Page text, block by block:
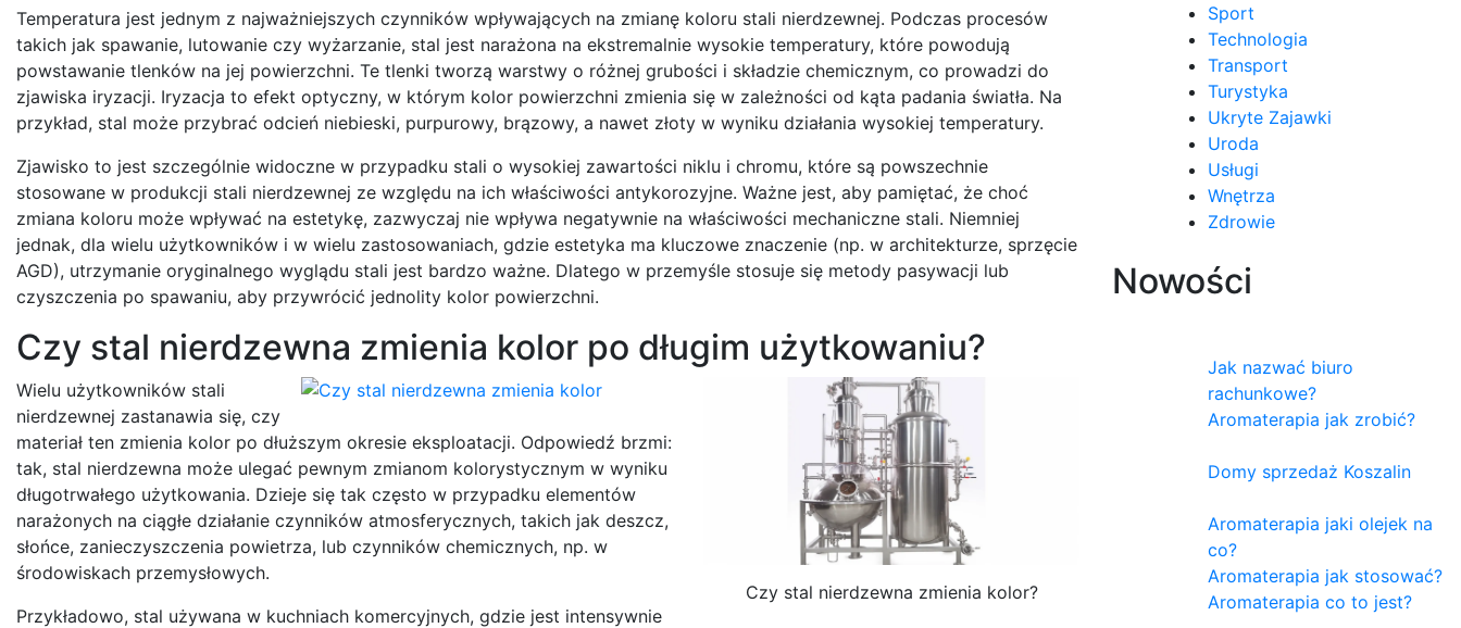
Temperatura jest jednym z najważniejszych czynników wpływających na zmianę koloru stali nierdzewnej. Podczas procesów
takich jak spawanie, lutowanie czy wyżarzanie, stal jest narażona na ekstremalnie wysokie temperatury, które powodują
powstawanie tlenków na jej powierzchni. Te tlenki tworzą warstwy o różnej grubości i składzie chemicznym, co prowadzi do
zjawiska iryzacji. Iryzacja to efekt optyczny, w którym kolor powierzchni zmienia się w zależności od kąta padania światła. Na
przykład, stal może przybrać odcień niebieski, purpurowy, brązowy, a nawet złoty w wyniku działania wysokiej temperatury.
Zjawisko to jest szczególnie widoczne w przypadku stali o wysokiej zawartości niklu i chromu, które są powszechnie
stosowane w produkcji stali nierdzewnej ze względu na ich właściwości antykorozyjne. Ważne jest, aby pamiętać, że choć
zmiana koloru może wpływać na estetykę, zazwyczaj nie wpływa negatywnie na właściwości mechaniczne stali. Niemniej
jednak, dla wielu użytkowników i w wielu zastosowaniach, gdzie estetyka ma kluczowe znaczenie (np. w architekturze, sprzęcie
AGD), utrzymanie oryginalnego wyglądu stali jest bardzo ważne. Dlatego w przemyśle stosuje się metody pasywacji lub
czyszczenia po spawaniu, aby przywrócić jednolity kolor powierzchni.
Czy stal nierdzewna zmienia kolor po długim użytkowaniu?
Czy stal nierdzewna zmienia kolor?
Wielu użytkowników stali
nierdzewnej zastanawia się, czy
materiał ten zmienia kolor po dłuższym okresie eksploatacji. Odpowiedź brzmi:
tak, stal nierdzewna może ulegać pewnym zmianom kolorystycznym w wyniku
długotrwałego użytkowania. Dzieje się tak często w przypadku elementów
narażonych na ciągłe działanie czynników atmosferycznych, takich jak deszcz,
słońce, zanieczyszczenia powietrza, lub czynników chemicznych, np. w
środowiskach przemysłowych.
Przykładowo, stal używana w kuchniach komercyjnych, gdzie jest intensywnie
Sport
Technologia
Transport
Turystyka
Ukryte Zajawki
Uroda
Usługi
Wnętrza
Zdrowie
Nowości
Jak nazwać biuro
rachunkowe?
Aromaterapia jak zrobić?
Domy sprzedaż Koszalin
Aromaterapia jaki olejek na
co?
Aromaterapia jak stosować?
Aromaterapia co to jest?